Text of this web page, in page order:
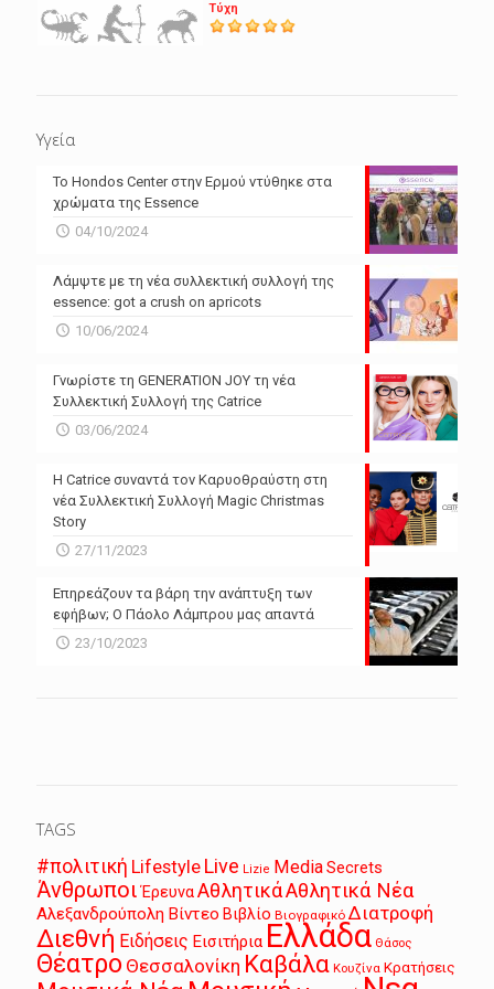
Τύχη
Υγεία
Το Hondos Center στην Ερμού ντύθηκε στα
χρώματα της Essence
04/10/2024
Λάμψτε με τη νέα συλλεκτική συλλογή της
essence: got a crush on apricots
10/06/2024
Γνωρίστε τη GENERATION JOY τη νέα
Συλλεκτική Συλλογή της Catrice
03/06/2024
Η Catrice συναντά τον Καρυοθραύστη στη
νέα Συλλεκτική Συλλογή Magic Christmas
Story
27/11/2023
Επηρεάζουν τα βάρη την ανάπτυξη των
εφήβων; Ο Πάολο Λάμπρου μας απαντά
23/10/2023
TAGS
#πολιτική Lifestyle Live Lizie MediaSecrets
Άνθρωποι ΈρευναΑθλητικάΑθλητικά Νέα
Αλεξανδρούπολη Βίντεο Βιβλίο Βιογραφικό Διατροφή
Διεθνή Ειδήσεις Εισιτήρια Ελλάδα Θάσος
Θέατρο Θεσσαλονίκη Καβάλα Κουζίνα Κρατήσεις